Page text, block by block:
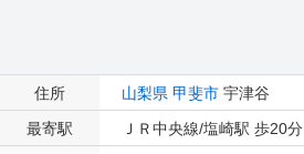
住所 山梨県 甲斐市 宇津谷
最寄駅
ＪＲ中央線/塩崎駅 歩20分